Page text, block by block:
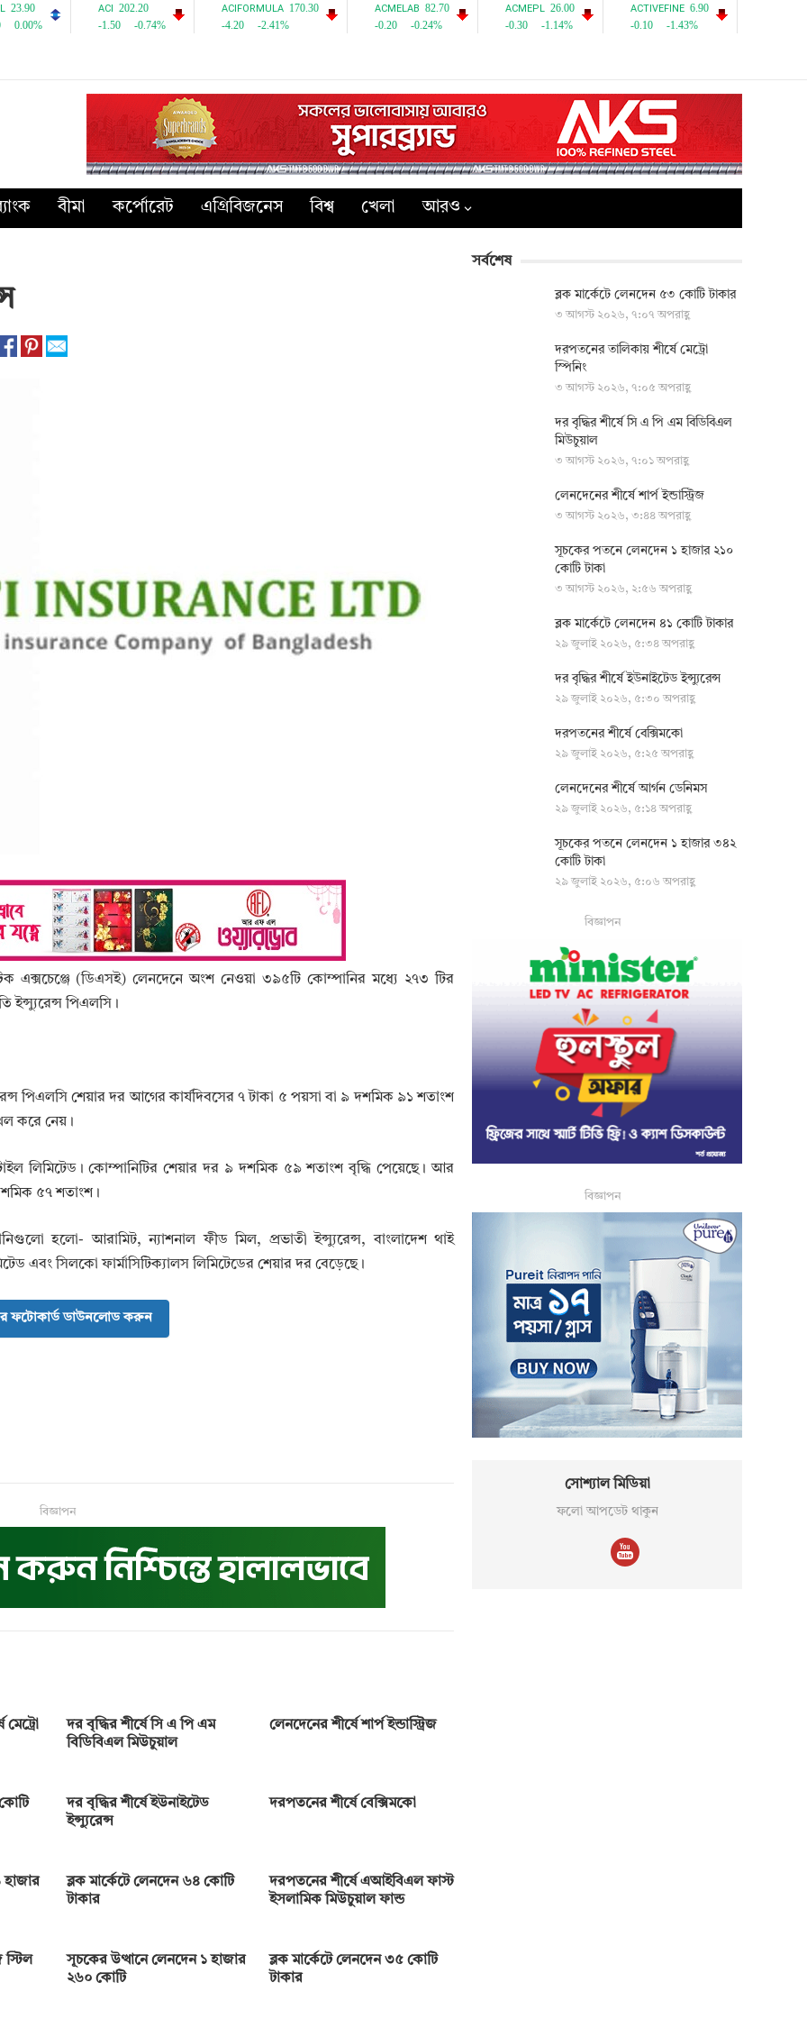
বীমা কর্পোরেট এগ্রিবিজনেস বিশ্ব খেলা আরও
এক্সচেঞ্জে (ডিএসই) লেনদেনে অংশ নেওয়া ৩৯৫টি কোম্পানির মধ্যে ২৭৩ টির
ইন্স্যুরেন্স পিএলসি।
পিএলসি শেয়ার দর আগের কার্যদিবসের ৭ টাকা ৫ পয়সা বা ৯ দশমিক ৯১ শতাংশ
করে নেয়।
লিমিটেড। কোম্পানিটির শেয়ার দর ৯ দশমিক ৫৯ শতাংশ বৃদ্ধি পেয়েছে। আর
৫৭ শতাংশ।
হলো- আরামিট, ন্যাশনাল ফীড মিল, প্রভাতী ইন্স্যুরেন্স, বাংলাদেশ থাই
এবং সিলকো ফার্মাসিটিক্যালস লিমিটেডের শেয়ার দর বেড়েছে।
ফটোকার্ড ডাউনলোড করুন
বিজ্ঞাপন
মেট্রো
দর বৃদ্ধির শীর্ষে সি এ পি এম
বিডিবিএল মিউচুয়াল
লেনদেনের শীর্ষে শার্প ইন্ডাস্ট্রিজ
দর বৃদ্ধির শীর্ষে ইউনাইটেড
ইন্স্যুরেন্স
দরপতনের শীর্ষে বেক্সিমকো
ব্লক মার্কেটে লেনদেন ৬৪ কোটি
টাকার
দরপতনের শীর্ষে এআইবিএল ফাস্ট
ইসলামিক মিউচুয়াল ফান্ড
স্টিল
সূচকের উত্থানে লেনদেন ১ হাজার
২৬০ কোটি
ব্লক মার্কেটে লেনদেন ৩৫ কোটি
টাকার
সর্বশেষ
ব্লক মার্কেটে লেনদেন ৫৩ কোটি টাকার
৩ আগস্ট ২০২৬, ৭:০৭ অপরাহ্ণ
দরপতনের তালিকায় শীর্ষে মেট্রো
স্পিনিং
৩ আগস্ট ২০২৬, ৭:০৫ অপরাহ্ণ
দর বৃদ্ধির শীর্ষে সি এ পি এম বিডিবিএল
মিউচুয়াল
৩ আগস্ট ২০২৬, ৭:০১ অপরাহ্ণ
লেনদেনের শীর্ষে শার্প ইন্ডাস্ট্রিজ
৩ আগস্ট ২০২৬, ৩:৪৪ অপরাহ্ণ
সূচকের পতনে লেনদেন ১ হাজার ২১০
কোটি টাকা
৩ আগস্ট ২০২৬, ২:৫৬ অপরাহ্ণ
ব্লক মার্কেটে লেনদেন ৪১ কোটি টাকার
২৯ জুলাই ২০২৬, ৫:৩৪ অপরাহ্ণ
দর বৃদ্ধির শীর্ষে ইউনাইটেড ইন্স্যুরেন্স
২৯ জুলাই ২০২৬, ৫:৩০ অপরাহ্ণ
দরপতনের শীর্ষে বেক্সিমকো
২৯ জুলাই ২০২৬, ৫:২৫ অপরাহ্ণ
লেনদেনের শীর্ষে আর্গন ডেনিমস
২৯ জুলাই ২০২৬, ৫:১৪ অপরাহ্ণ
সূচকের পতনে লেনদেন ১ হাজার ৩৪২
কোটি টাকা
২৯ জুলাই ২০২৬, ৫:০৬ অপরাহ্ণ
বিজ্ঞাপন
বিজ্ঞাপন
সোশ্যাল মিডিয়া
ফলো আপডেট থাকুন